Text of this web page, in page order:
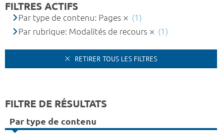
FILTRES ACTIFS
Par type de contenu: Pages
(1)
Par rubrique: Modalités de recours
(1)
RETIRER TOUS LES FILTRES
FILTRE DE RÉSULTATS
Par type de contenu